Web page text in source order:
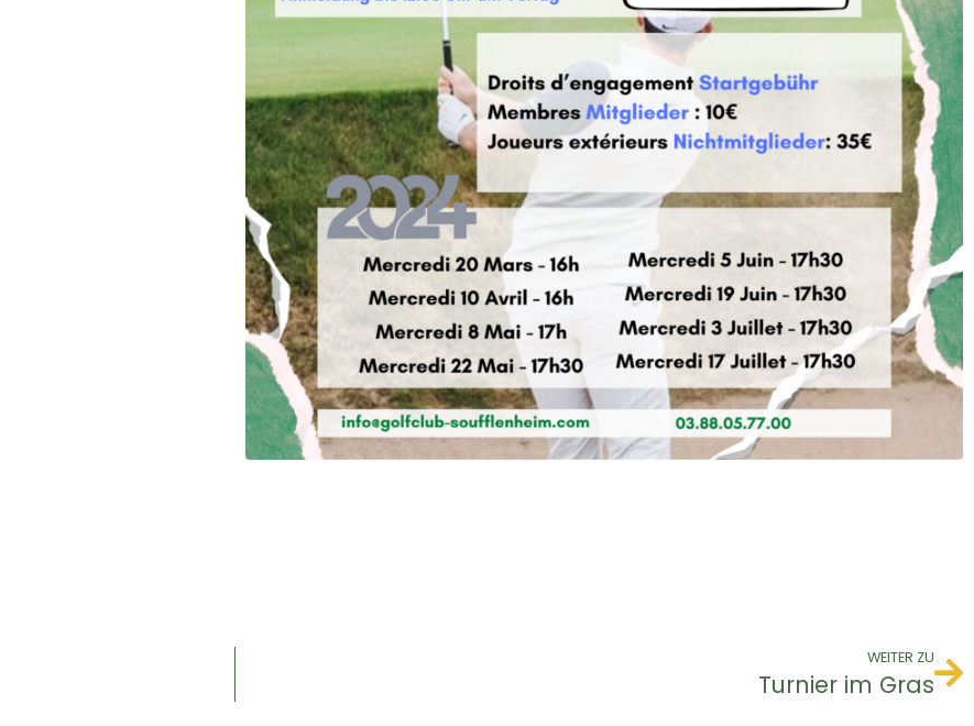
WEITER ZU
Turnier im Gras